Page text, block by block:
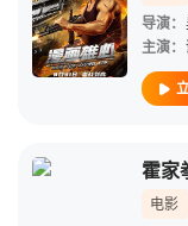
导演：
主演：
霍家
电影